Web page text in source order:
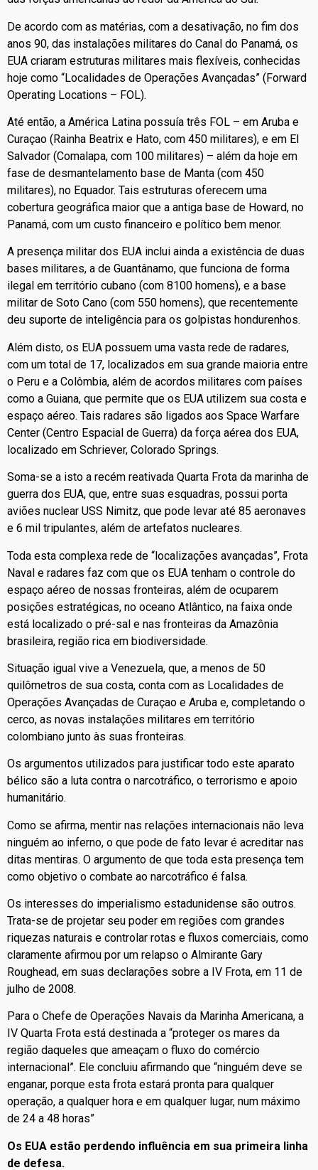
De acordo com as matérias, com a desativação, no fim dos
anos 90, das instalações militares do Canal do Panamá, os
EUA criaram estruturas militares mais flexíveis, conhecidas
hoje como “Localidades de Operações Avançadas” (Forward
Operating Locations – FOL).
Até então, a América Latina possuía três FOL – em Aruba e
Curaçao (Rainha Beatrix e Hato, com 450 militares), e em El
Salvador (Comalapa, com 100 militares) – além da hoje em
fase de desmantelamento base de Manta (com 450
militares), no Equador. Tais estruturas oferecem uma
cobertura geográfica maior que a antiga base de Howard, no
Panamá, com um custo financeiro e político bem menor.
A presença militar dos EUA inclui ainda a existência de duas
bases militares, a de Guantânamo, que funciona de forma
ilegal em território cubano (com 8100 homens), e a base
militar de Soto Cano (com 550 homens), que recentemente
deu suporte de inteligência para os golpistas hondurenhos.
Além disto, os EUA possuem uma vasta rede de radares,
com um total de 17, localizados em sua grande maioria entre
o Peru e a Colômbia, além de acordos militares com países
como a Guiana, que permite que os EUA utilizem sua costa e
espaço aéreo. Tais radares são ligados aos Space Warfare
Center (Centro Espacial de Guerra) da força aérea dos EUA,
localizado em Schriever, Colorado Springs.
Soma-se a isto a recém reativada Quarta Frota da marinha de
guerra dos EUA, que, entre suas esquadras, possui porta
aviões nuclear USS Nimitz, que pode levar até 85 aeronaves
e 6 mil tripulantes, além de artefatos nucleares.
Toda esta complexa rede de “localizações avançadas”, Frota
Naval e radares faz com que os EUA tenham o controle do
espaço aéreo de nossas fronteiras, além de ocuparem
posições estratégicas, no oceano Atlântico, na faixa onde
está localizado o pré-sal e nas fronteiras da Amazônia
brasileira, região rica em biodiversidade.
Situação igual vive a Venezuela, que, a menos de 50
quilômetros de sua costa, conta com as Localidades de
Operações Avançadas de Curaçao e Aruba e, completando o
cerco, as novas instalações militares em território
colombiano junto às suas fronteiras.
Os argumentos utilizados para justificar todo este aparato
bélico são a luta contra o narcotráfico, o terrorismo e apoio
humanitário.
Como se afirma, mentir nas relações internacionais não leva
ninguém ao inferno, o que pode de fato levar é acreditar nas
ditas mentiras. O argumento de que toda esta presença tem
como objetivo o combate ao narcotráfico é falsa.
Os interesses do imperialismo estadunidense são outros.
Trata-se de projetar seu poder em regiões com grandes
riquezas naturais e controlar rotas e fluxos comerciais, como
claramente afirmou por um relapso o Almirante Gary
Roughead, em suas declarações sobre a IV Frota, em 11 de
julho de 2008.
Para o Chefe de Operações Navais da Marinha Americana, a
IV Quarta Frota está destinada a “proteger os mares da
região daqueles que ameaçam o fluxo do comércio
internacional”. Ele concluiu afirmando que “ninguém deve se
enganar, porque esta frota estará pronta para qualquer
operação, a qualquer hora e em qualquer lugar, num máximo
de 24 a 48 horas”
Os EUA estão perdendo influência em sua primeira linha
de defesa.